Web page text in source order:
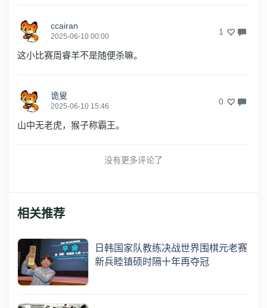
ccairan
2025-06-10 00:00 1
这小比赛周睿羊不是随便杀嘛。
诡叟
2025-06-10 15:46 0
山中无老虎，猴子称霸王。
没有更多评论了
相关推荐
日韩国家队教练决战世界围棋元老赛
新兵睦镇硕时隔十年再夺冠